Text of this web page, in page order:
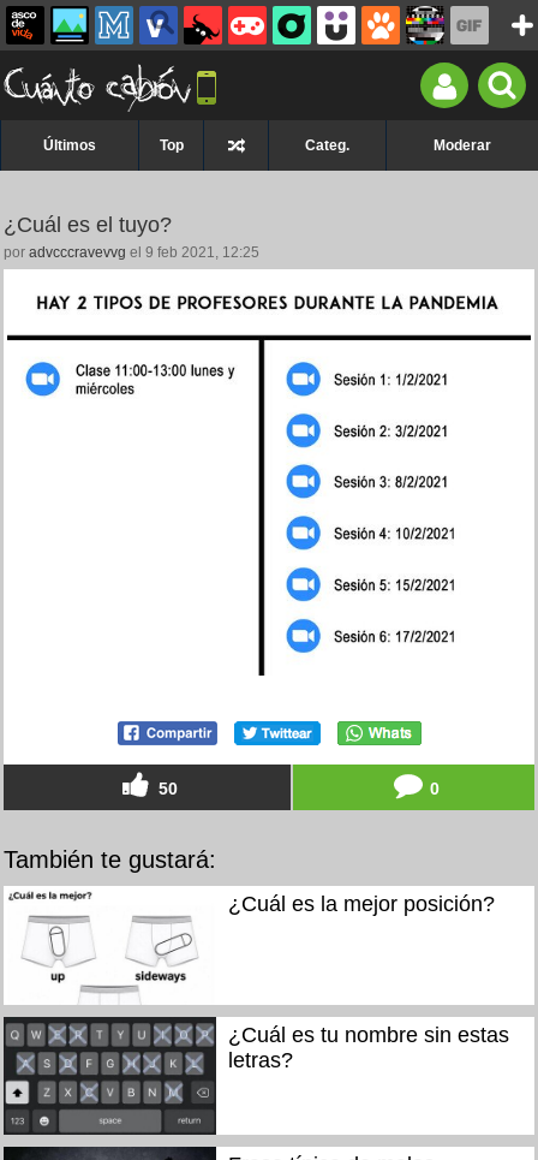
Últimos Top Categ. Moderar
¿Cuál es el tuyo?
por advcccravevvg el 9 feb 2021, 12:25
50 0
También te gustará:
¿Cuál es la mejor posición?
¿Cuál es tu nombre sin estas
letras?